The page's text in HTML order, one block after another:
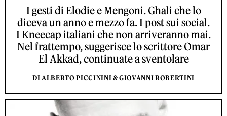
I gesti di Elodie e Mengoni. Ghali che lo
diceva un anno e mezzo fa. I post sui social.
I Kneecap italiani che non arriveranno mai.
Nel frattempo, suggerisce lo scrittore Omar
El Akkad, continuate a sventolare
DI ALBERTO PICCININI & GIOVANNI ROBERTINI